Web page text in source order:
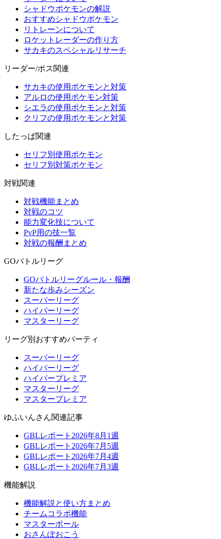
シャドウポケモンの解説
おすすめシャドウポケモン
リトレーンについて
ロケットレーダーの作り方
サカキのスペシャルリサーチ
リーダー/ボス関連
サカキの使用ポケモンと対策
アルロの使用ポケモン対策
シエラの使用ポケモンと対策
クリフの使用ポケモンと対策
したっぱ関連
セリフ別使用ポケモン
セリフ別対策ポケモン
対戦関連
対戦機能まとめ
対戦のコツ
能力変化技について
PvP用の技一覧
対戦の報酬まとめ
GOバトルリーグ
GOバトルリーグルール・報酬
新たな歩みシーズン
スーパーリーグ
ハイパーリーグ
マスターリーグ
リーグ別おすすめパーティ
スーパーリーグ
ハイパーリーグ
ハイパープレミア
マスターリーグ
マスタープレミア
ゆふいんさん関連記事
GBLレポート2026年8月1週
GBLレポート2026年7月5週
GBLレポート2026年7月4週
GBLレポート2026年7月3週
機能解説
機能解説と使い方まとめ
チームコラボ機能
マスターボール
おさんぽおこう